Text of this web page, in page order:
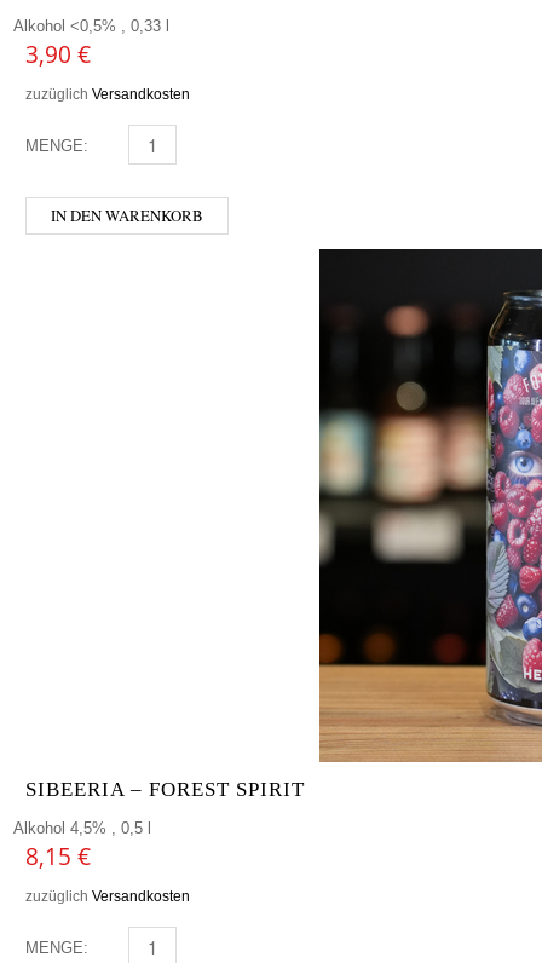
Alkohol <0,5% , 0,33 l
3,90 €
zuzüglich Versandkosten
MENGE: LONCIUM - FREEPA MENGE
IN DEN WARENKORB
SIBEERIA – FOREST SPIRIT
Alkohol 4,5% , 0,5 l
8,15 €
zuzüglich Versandkosten
MENGE: SIBEERIA - FOREST SPIRIT MENGE